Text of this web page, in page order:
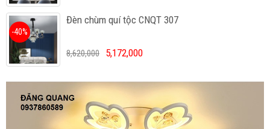
Đèn chùm quí tộc CNQT 307
-40%
8,620,000 5,172,000